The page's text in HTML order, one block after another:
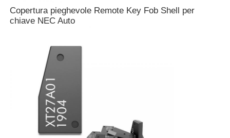
Copertura pieghevole Remote Key Fob Shell per
chiave NEC Auto